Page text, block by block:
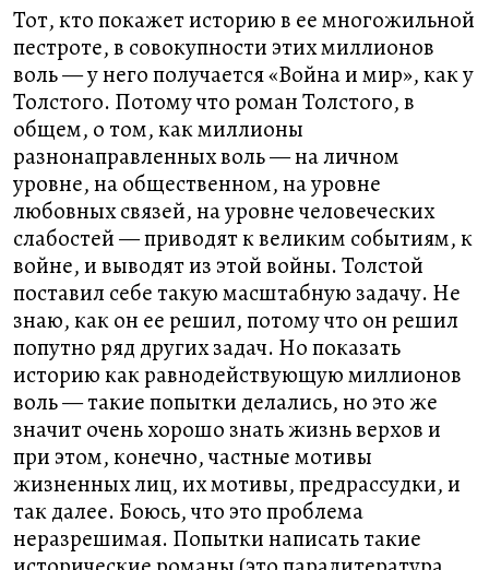
Тот, кто покажет историю в ее многожильной
пестроте, в совокупности этих миллионов
воль — у него получается «Война и мир», как у
Толстого. Потому что роман Толстого, в
общем, о том, как миллионы
разнонаправленных воль — на личном
уровне, на общественном, на уровне
любовных связей, на уровне человеческих
слабостей — приводят к великим событиям, к
войне, и выводят из этой войны. Толстой
поставил себе такую масштабную задачу. Не
знаю, как он ее решил, потому что он решил
попутно ряд других задач. Но показать
историю как равнодействующую миллионов
воль — такие попытки делались, но это же
значит очень хорошо знать жизнь верхов и
при этом, конечно, частные мотивы
жизненных лиц, их мотивы, предрассудки, и
так далее. Боюсь, что это проблема
неразрешимая. Попытки написать такие